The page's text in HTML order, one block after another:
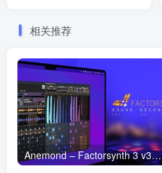
相关推荐
Anemond – Factorsynth 3 v3.1.0 独立版合成器 WIN